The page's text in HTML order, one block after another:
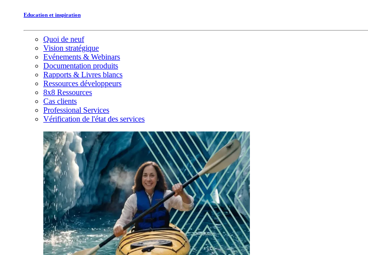
Education et inspiration
Quoi de neuf
Vision stratégique
Evénements & Webinars
Documentation produits
Rapports & Livres blancs
Ressources développeurs
8x8 Ressources
Cas clients
Professional Services
Vérification de l'état des services